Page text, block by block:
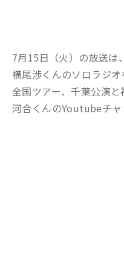
7月15日（火）の放送は、
横尾渉くんのソロラジオ
全国ツアー、千葉公演と
河合くんのYoutubeチャ